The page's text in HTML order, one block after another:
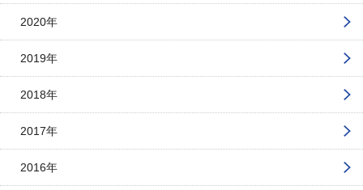
2020年
2019年
2018年
2017年
2016年